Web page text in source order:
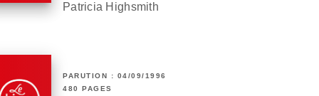
Patricia Highsmith
PARUTION : 04/09/1996
480 PAGES